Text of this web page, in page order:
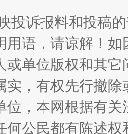
背后
投诉报料和投稿
用语，请谅解！
或单位版权和其它
实，有权先行撤
位，本网根据有
何公民都有陈述